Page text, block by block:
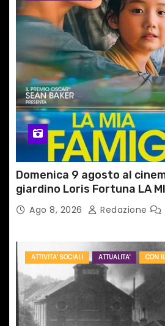
Domenica 9 agosto al
giardino Loris Fortuna LA
TAIPEIAgo 8, 2026 Redazione
ATTIVITA' SOCIALI ATTUALITA' CON